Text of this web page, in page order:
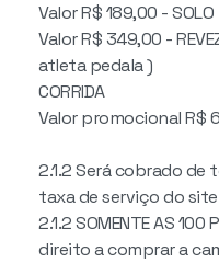
Valor R$ 189,00 - SOLO
Valor R$ 349,00 -
atleta pedala )
CORRIDA
Valor promocional R$
2.1.2 Será cobrado
taxa de serviço do
2.1.2 SOMENTE AS 100
direito a comprar a